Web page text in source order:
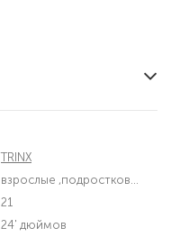
TRINX
взрослые ,подростковые
21
24' дюймов